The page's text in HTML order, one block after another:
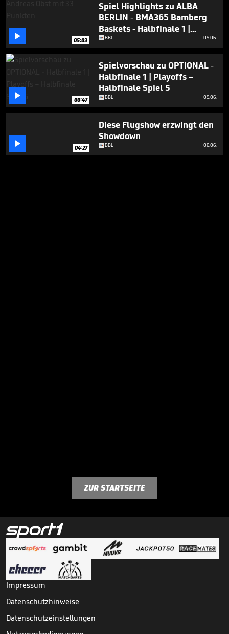
 05:03
Spiel Highlights zu ALBA
BERLIN - BMA365 Bamberg
Baskets - Halbfinale 1 |
Playoffs – Halbfinale Spiel 5
BBL 09.06.
 00:47
Spielvorschau zu OPTIONAL -
Halbfinale 1 | Playoffs –
Halbfinale Spiel 5
BBL 09.06.
 04:27
Diese Flugshow erzwingt den
Showdown
BBL 06.06.
ZUR STARTSEITE
Impressum
Datenschutzhinweise
Datenschutzeinstellungen